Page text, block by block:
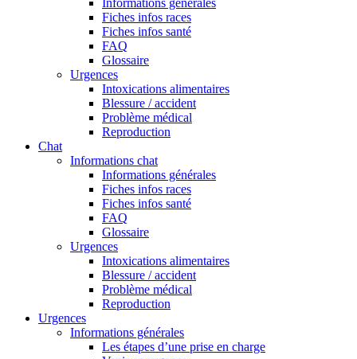
Informations générales
Fiches infos races
Fiches infos santé
FAQ
Glossaire
Urgences
Intoxications alimentaires
Blessure / accident
Problème médical
Reproduction
Chat
Informations chat
Informations générales
Fiches infos races
Fiches infos santé
FAQ
Glossaire
Urgences
Intoxications alimentaires
Blessure / accident
Problème médical
Reproduction
Urgences
Informations générales
Les étapes d’une prise en charge